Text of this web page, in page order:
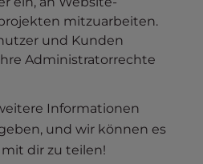
mitzuarbeiten.
und Kunden
Administratorrechte
Informationen
und wir können es
dir zu teilen!